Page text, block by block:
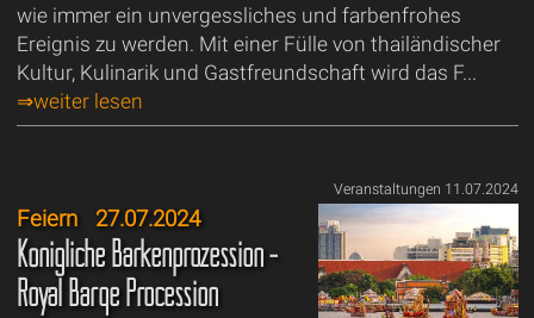
wie immer ein unvergessliches und farbenfrohes
Ereignis zu werden. Mit einer Fülle von thailändischer
Kultur, Kulinarik und Gastfreundschaft wird das F...
⇒weiter lesen
Veranstaltungen 11.07.2024
Feiern27.07.2024
Königliche Barkenprozession -
Royal Barqe Procession